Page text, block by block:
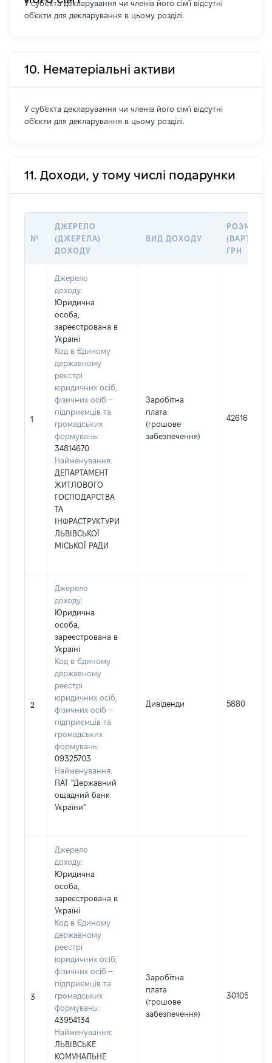
У суб'єкта декларування чи членів його сім'ї відсутні
об'єкти для декларування в цьому розділі.
10. Нематеріальні активи
У суб'єкта декларування чи членів його сім'ї відсутні
об'єкти для декларування в цьому розділі.
11. Доходи, у тому числі подарунки
№
ДЖЕРЕЛО
(ДЖЕРЕЛА)
ДОХОДУ
ВИД ДОХОДУ
РОЗМІР
ГРН
1
Джерело
доходу:
Юридична
особа,
зареєстрована в
Україні
Код в Єдиному
державному
реєстрі
юридичних осіб,
фізичних осіб –
підприємців та
громадських
формувань:
34814670
Найменування:
ДЕПАРТАМЕНТ
ЖИТЛОВОГО
ГОСПОДАРСТВА
ТА
ІНФРАСТРУКТУРИ
ЛЬВІВСЬКОЇ
МІСЬКОЇ РАДИ
Заробітна
плата
(грошове
забезпечення)
426168
2
Джерело
доходу:
Юридична
особа,
зареєстрована в
Україні
Код в Єдиному
державному
реєстрі
юридичних осіб,
фізичних осіб –
підприємців та
громадських
формувань:
09325703
Найменування:
ПАТ "Державний
ощадний банк
України"
Дивіденди 5880
3
Джерело
доходу:
Юридична
особа,
зареєстрована в
Україні
Код в Єдиному
державному
реєстрі
юридичних осіб,
фізичних осіб –
підприємців та
громадських
формувань:
43954134
Найменування:
ЛЬВІВСЬКЕ
КОМУНАЛЬНЕ
Заробітна
плата
(грошове
забезпечення)
301054